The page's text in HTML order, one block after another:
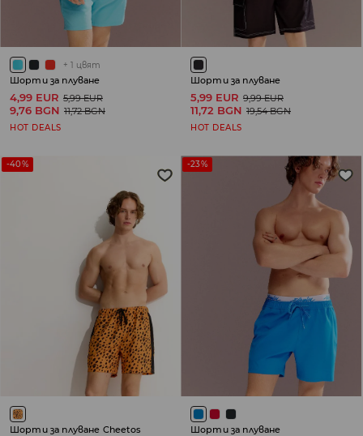
+ 1 цвят
Шорти за плуване
4,99 EUR 5,99 EUR
9,76 BGN 11,72 BGN
HOT DEALS
Шорти за плуване
5,99 EUR 9,99 EUR
11,72 BGN 19,54 BGN
HOT DEALS
-40%
Шорти за плуване Cheetos
-23%
Шорти за плуване